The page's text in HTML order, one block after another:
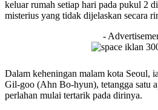
keluar rumah setiap hari pada pukul 2
misterius yang tidak dijelaskan secara
-
Dalam keheningan malam kota Seoul,
Gil-goo (Ahn Bo-hyun), tetangga satu
perlahan mulai tertarik pada dirinya.